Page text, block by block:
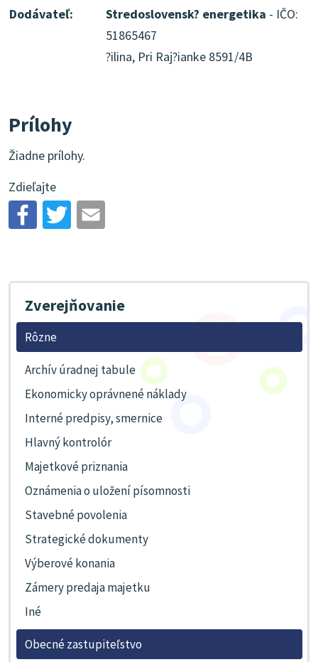
Dodávateľ:
Stredoslovensk? energetika - IČO:
51865467
?ilina, Pri Raj?ianke 8591/4B
Prílohy
Žiadne prílohy.
Zdieľajte
Zverejňovanie
Rôzne
Archív úradnej tabule
Ekonomicky oprávnené náklady
Interné predpisy, smernice
Hlavný kontrolór
Majetkové priznania
Oznámenia o uložení písomnosti
Stavebné povolenia
Strategické dokumenty
Výberové konania
Zámery predaja majetku
Iné
Obecné zastupiteľstvo